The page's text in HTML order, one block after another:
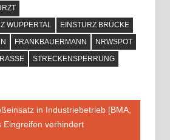
WUPPERTAL
EINSTURZ BRÜCKE
FRANKBAUERMANN
NRWSPOT
STRECKENSPERRUNG
in Industriebetrieb [BMA,
Eingreifen verhindert